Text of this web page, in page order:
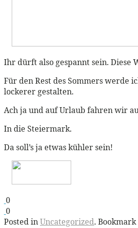
Ihr dürft also gespannt sein. Diese
Für den Rest des Sommers werde
lockerer gestalten.
Ach ja und auf Urlaub fahren wir
In die Steiermark.
Da soll’s ja etwas kühler sein!
0
0
Posted inUncategorized.